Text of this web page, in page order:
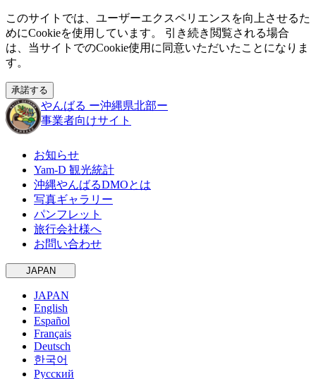
このサイトでは、ユーザーエクスペリエンスを向上させるた
めにCookieを使用しています。 引き続き閲覧される場合
は、当サイトでのCookie使用に同意いただいたことになりま
す。
承諾する
やんばる ー沖縄県北部ー
事業者向けサイト
お知らせ
Yam-D 観光統計
沖縄やんばるDMOとは
写真ギャラリー
パンフレット
旅行会社様へ
お問い合わせ
JAPAN
JAPAN
English
Español
Français
Deutsch
한국어
Русский